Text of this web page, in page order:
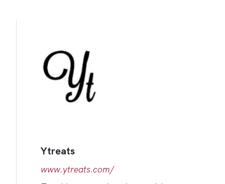
Ytreats
www.ytreats.com/